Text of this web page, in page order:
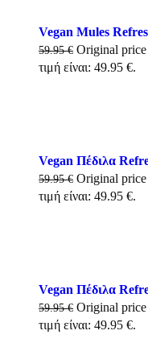
Vegan Mules
59.95€ Original
τιμή είναι: 49.95 €.
Vegan Πέδιλα
59.95€ Original
τιμή είναι: 49.95 €.
Vegan Πέδιλα
59.95€ Original
τιμή είναι: 49.95 €.